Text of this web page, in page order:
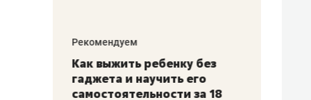
–
Рекомендуем
Как выжить ребенку без
гаджета и научить его
самостоятельности за 18